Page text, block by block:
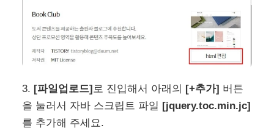
3. [파일업로드] 로 진입해서 아래의 [+추가] 버튼
을 눌러서 자바 스크립트 파일 [jquery.toc.min.jc]
를 추가해 주세요.